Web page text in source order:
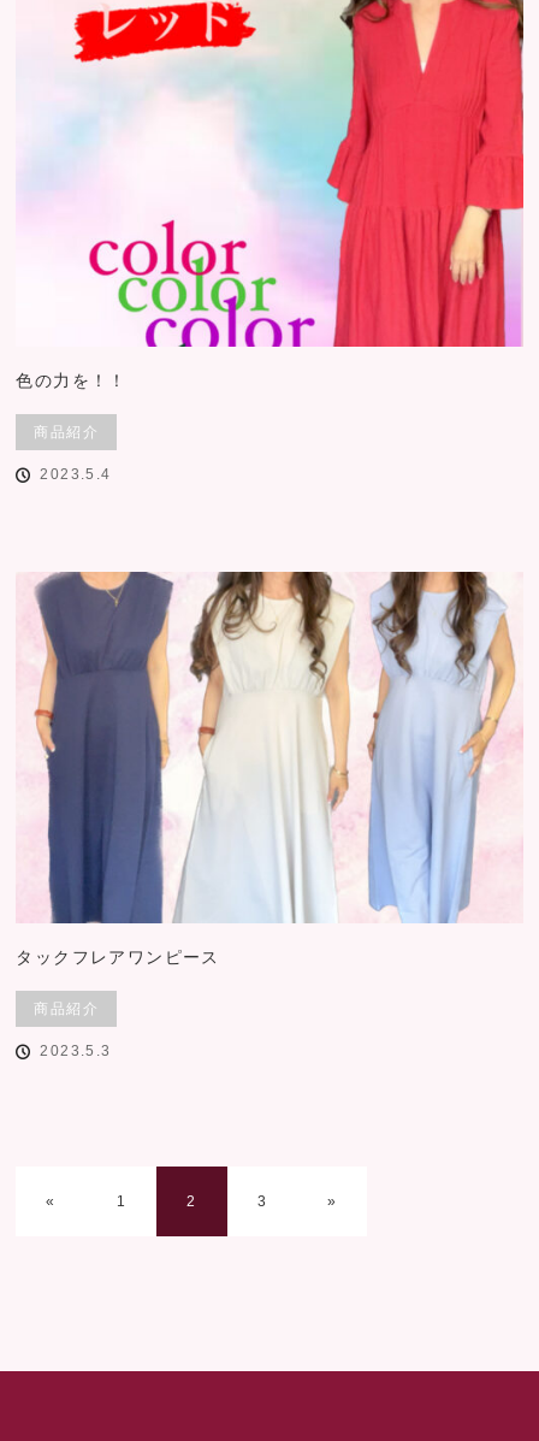
色の力を！！
商品紹介
2023.5.4
タックフレアワンピース
商品紹介
2023.5.3
« 1 2 3 »